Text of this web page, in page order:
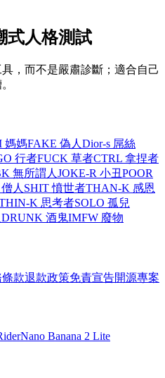
式人格測試
，而不是嚴肅診斷；適合自己
媽媽FAKE 偽人 Dior-s 屌絲
行者FUCK 草者CTRL 拿捏者
無所謂人 JOKE-R 小丑POOR
人 SHIT 憤世者THAN-K 感恩
K 思考者SOLO 孤兒
DRUNK 酒鬼IMFW 廢物
條款退款政策免責宣告開源專案
Nano Banana 2 Lite